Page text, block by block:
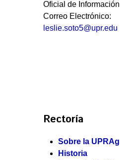
Oficial de Información
Correo Electrónico:
leslie.soto5@upr.edu
Rectoría
Sobre la UPRAg
Historia